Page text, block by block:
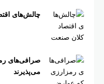
چالش‌های
صرافی‌های
می‌پذیرند